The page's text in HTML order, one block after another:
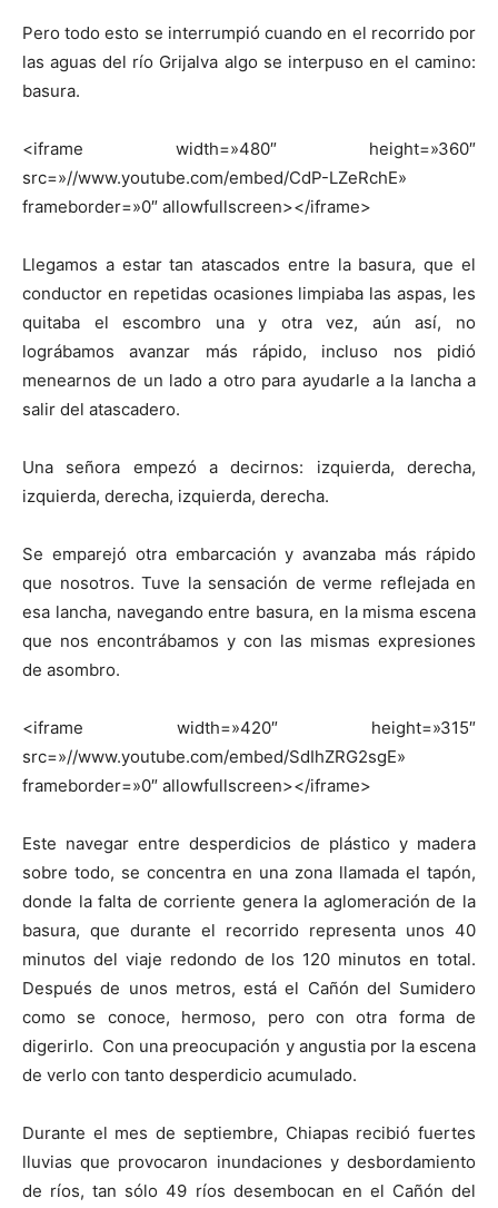
Pero todo esto se interrumpió cuando en el recorrido por
las aguas del río Grijalva algo se interpuso en el camino:
basura.
<iframe width=»480″ height=»360″
src=»//www.youtube.com/embed/CdP-LZeRchE»
frameborder=»0″ allowfullscreen></iframe>
Llegamos a estar tan atascados entre la basura, que el
conductor en repetidas ocasiones limpiaba las aspas, les
quitaba el escombro una y otra vez, aún así, no
lográbamos avanzar más rápido, incluso nos pidió
menearnos de un lado a otro para ayudarle a la lancha a
salir del atascadero.
Una señora empezó a decirnos: izquierda, derecha,
izquierda, derecha, izquierda, derecha.
Se emparejó otra embarcación y avanzaba más rápido
que nosotros. Tuve la sensación de verme reflejada en
esa lancha, navegando entre basura, en la misma escena
que nos encontrábamos y con las mismas expresiones
de asombro.
<iframe width=»420″ height=»315″
src=»//www.youtube.com/embed/SdIhZRG2sgE»
frameborder=»0″ allowfullscreen></iframe>
Este navegar entre desperdicios de plástico y madera
sobre todo, se concentra en una zona llamada el tapón,
donde la falta de corriente genera la aglomeración de la
basura, que durante el recorrido representa unos 40
minutos del viaje redondo de los 120 minutos en total.
Después de unos metros, está el Cañón del Sumidero
como se conoce, hermoso, pero con otra forma de
digerirlo. Con una preocupación y angustia por la escena
de verlo con tanto desperdicio acumulado.
Durante el mes de septiembre, Chiapas recibió fuertes
lluvias que provocaron inundaciones y desbordamiento
de ríos, tan sólo 49 ríos desembocan en el Cañón del